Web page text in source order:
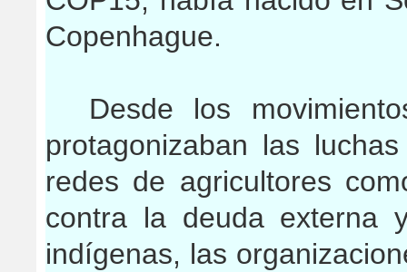
Copenhague.
Desde los
protagonizaban las
redes de agricultores
contra la deuda externa
indígenas, las